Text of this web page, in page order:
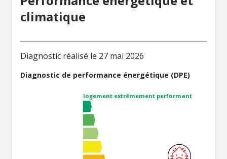
climatique
Diagnostic réalisé le 27 mai 2026
Diagnostic de performance énergétique (DPE)
logement extrêmement performant